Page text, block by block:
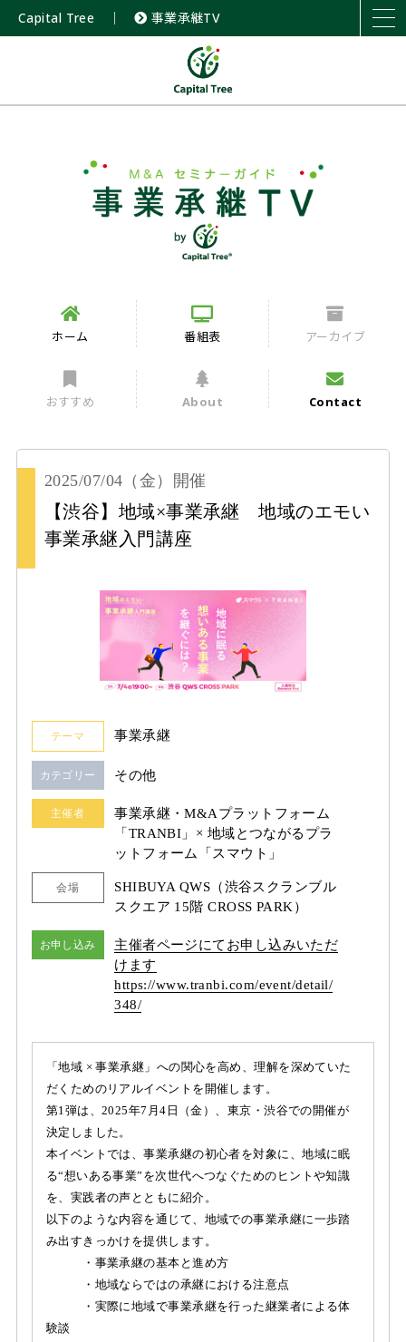
Capital Tree ｜ 事業承継TV
ホーム 番組表 アーカイブ
おすすめ About Contact
2025/07/04 （金） 開催
【渋谷】地域×事業承継 地域のエモい
事業承継入門講座
カテゴリー その他
テーマ 事業承継
主催者
事業承継・M&Aプラットフォーム
「TRANBI」× 地域とつながるプラ
ットフォーム「スマウト」
会場
SHIBUYA QWS（渋谷スクランブル
スクエア 15階 CROSS PARK）
お申し込み
主催者ページにてお申し込みいただ
けます
https://www.tranbi.com/event/detail/
348/
「地域 × 事業承継」への関心を高め、理解を深めていた
だくためのリアルイベントを開催します。
第1弾は、2025年7月4日（金）、東京・渋谷での開催が
決定しました。
本イベントでは、事業承継の初心者を対象に、地域に眠
る“想いある事業”を次世代へつなぐためのヒントや知識
を、実践者の声とともに紹介。
以下のような内容を通じて、地域での事業承継に一歩踏
み出すきっかけを提供します。
・事業承継の基本と進め方
・地域ならではの承継における注意点
・実際に地域で事業承継を行った継業者による体
験談